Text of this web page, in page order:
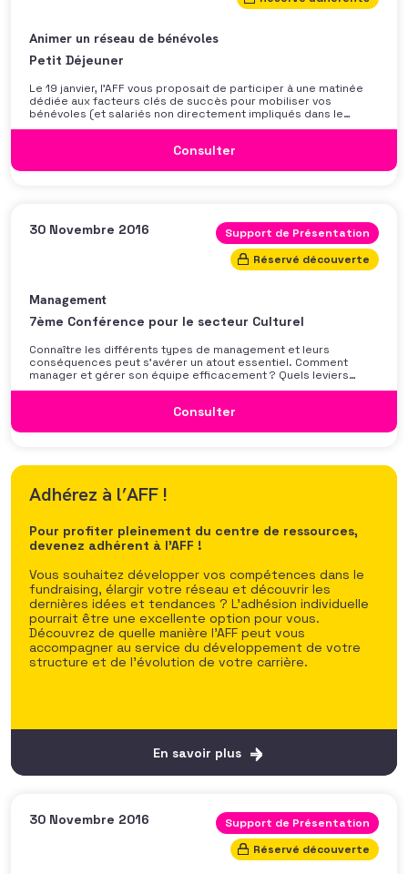
La Newsletter de l’AFF
Pour ne manquer aucune actualité et rester au fait des
dernières tendances du fundraising, inscrivez-vous
y trouverez :
des interviews de fundraisers ou acteurs de
l’intérêt général qui partagent leurs expériences,
vécu et vision du secteur,
des articles sur l’actualité du fundraising et les
dernières nouvelles à ne pas manquer
En savoir plus
Adhérez à l’AFF !
Pour profiter pleinement du centre de ressources,
devenez adhérent à l’AFF !
Vous souhaitez développer vos compétences dans le
fundraising, élargir votre réseau et découvrir les
dernières idées et tendances ? L’adhésion individuelle
pourrait être une excellente option pour vous.
Découvrez de quelle manière l’AFF peut vous
accompagner au service du développement de votre
structure et de l’évolution de votre carrière.
En savoir plus
Animer un réseau de bénévoles
Petit Déjeuner
Le 19 janvier, l’AFF vous proposait de participer à une matinée
dédiée aux facteurs clés de succès pour mobiliser vos
bénévoles (et salariés non directement impliqués dans le
fundraising) sur la collecte de fonds. Cette matinée était
des partenariats et du mécénat chez Antenna.
Consulter
30 Novembre 2016
Support de Présentation
Réservé découverte
Management
7ème Conférence pour le secteur Culturel
Connaître les différents types de management et leurs
conséquences peut s’avérer un atout essentiel. Comment
manager et gérer son équipe efficacement ? Quels leviers
trouver pour favoriser la cohésion de ses collaborateurs ?
professionnelle, vous proposera méthodes et grands repères
Consulter
30 Novembre 2016
Support de Présentation
Réservé découverte